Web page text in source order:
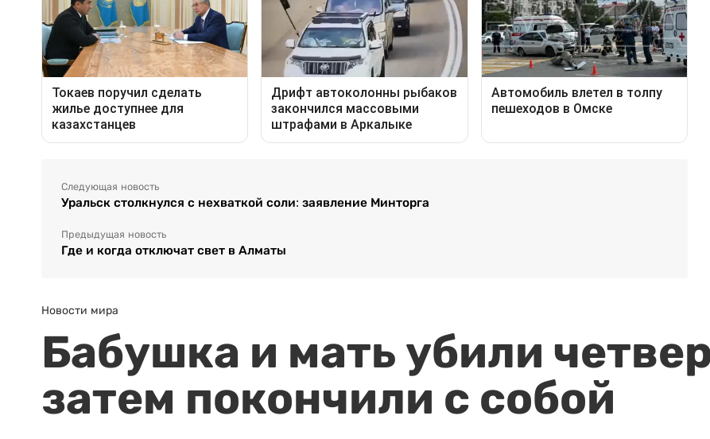
Следующая новость
Уральск столкнулся с нехваткой соли: заявление Минторга
Предыдущая новость
Где и когда отключат свет в Алматы
Новости мира
Бабушка и мать убили
затем покончили с собой